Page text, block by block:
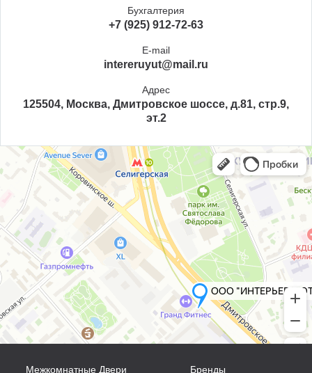
Бухгалтерия
+7 (925) 912-72-63
E-mail
intereruyut@mail.ru
Адрес
125504, Москва, Дмитровское шоссе, д.81, стр.9,
эт.2
Межкомнатные Двери
Бренды